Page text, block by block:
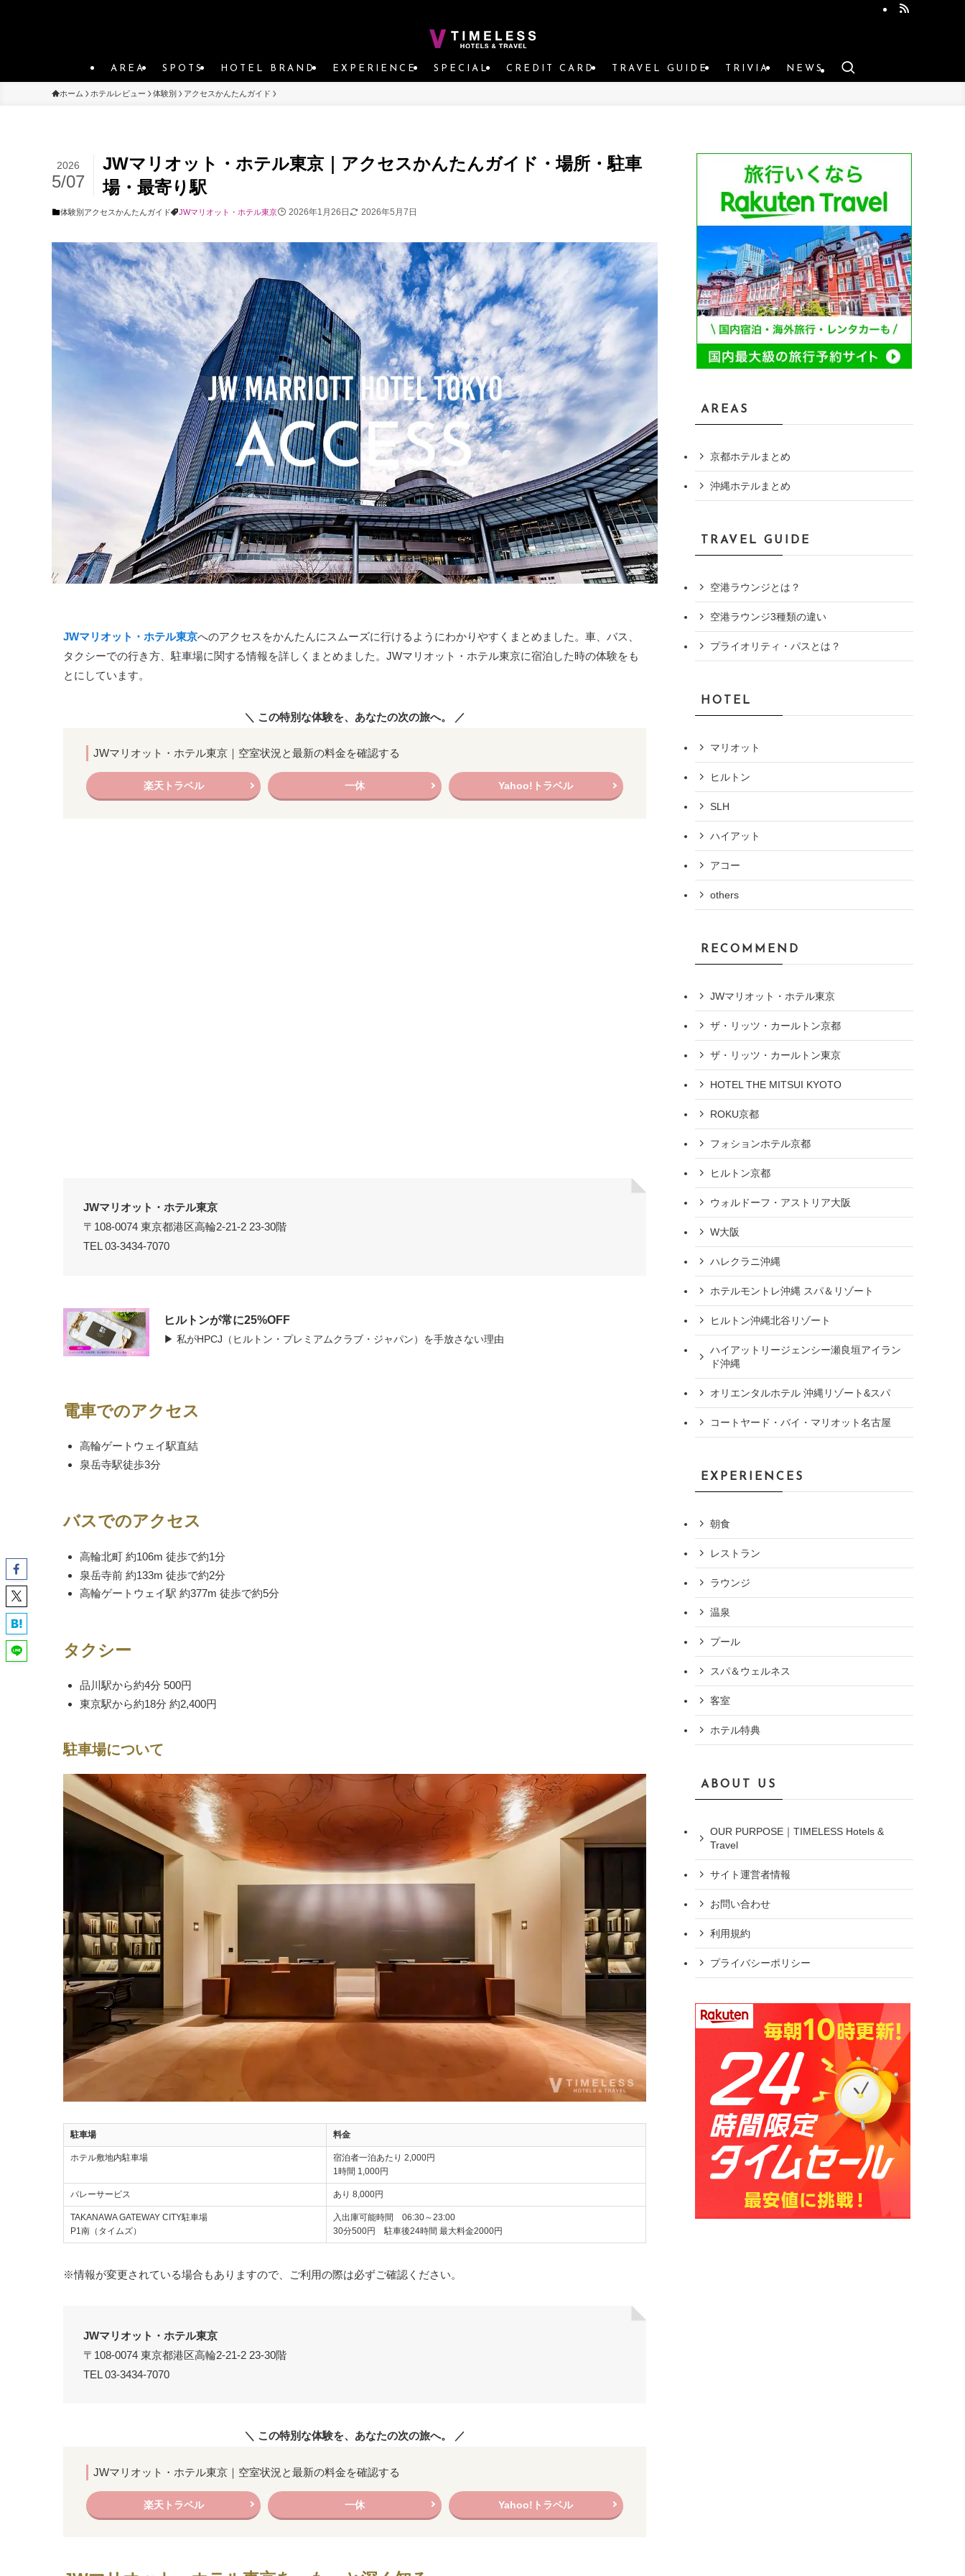
AREA SPOTS HOTEL BRAND EXPERIENCE SPECIAL CREDIT CARD TRAVEL GUIDE TRIVIA NEWS
ホーム ホテルレビュー 体験別 アクセスかんたんガイド
JWマリオット・ホテル東京｜アクセスかんたんガイド・場所・駐車
場・最寄り駅
2026
5/07
体験別アクセスかんたんガイド JWマリオット・ホテル東京 2026年1月26日 2026年5月7日
JWマリオット・ホテル東京へのアクセスをかんたんにスムーズに行けるようにわかりやすくまとめました。車、バス、
タクシーでの行き方、駐車場に関する情報を詳しくまとめました。JWマリオット・ホテル東京に宿泊した時の体験をも
とにしています。
＼ この特別な体験を、あなたの次の旅へ。 ／
JWマリオット・ホテル東京｜空室状況と最新の料金を確認する
楽天トラベル 一休 Yahoo!トラベル
JWマリオット・ホテル東京
〒108-0074 東京都港区高輪2-21-2 23-30階
TEL 03-3434-7070
ヒルトンが常に25%OFF
▶ 私がHPCJ（ヒルトン・プレミアムクラブ・ジャパン）を手放さない理由
電車でのアクセス
高輪ゲートウェイ駅直結
泉岳寺駅徒歩3分
バスでのアクセス
高輪北町 約106m 徒歩で約1分
泉岳寺前 約133m 徒歩で約2分
高輪ゲートウェイ駅 約377m 徒歩で約5分
タクシー
品川駅から約4分 500円
東京駅から約18分 約2,400円
駐車場について
駐車場 料金
ホテル敷地内駐車場
宿泊者一泊あたり 2,000円
1時間 1,000円
バレーサービス あり 8,000円
TAKANAWA GATEWAY CITY駐車場
P1南（タイムズ）
入出庫可能時間 06:30～23:00
30分500円 駐車後24時間 最大料金2000円
※情報が変更されている場合もありますので、ご利用の際は必ずご確認ください。
JWマリオット・ホテル東京
〒108-0074 東京都港区高輪2-21-2 23-30階
TEL 03-3434-7070
＼ この特別な体験を、あなたの次の旅へ。 ／
JWマリオット・ホテル東京｜空室状況と最新の料金を確認する
楽天トラベル 一休 Yahoo!トラベル
AREAS
京都ホテルまとめ
沖縄ホテルまとめ
TRAVEL GUIDE
空港ラウンジとは？
空港ラウンジ3種類の違い
プライオリティ・パスとは？
HOTEL
マリオット
ヒルトン
SLH
ハイアット
アコー
others
RECOMMEND
JWマリオット・ホテル東京
ザ・リッツ・カールトン京都
ザ・リッツ・カールトン東京
HOTEL THE MITSUI KYOTO
ROKU京都
フォションホテル京都
ヒルトン京都
ウォルドーフ・アストリア大阪
W大阪
ハレクラニ沖縄
ホテルモントレ沖縄 スパ＆リゾート
ヒルトン沖縄北谷リゾート
ハイアットリージェンシー瀬良垣アイラン
ド沖縄
オリエンタルホテル 沖縄リゾート&スパ
コートヤード・バイ・マリオット名古屋
EXPERIENCES
朝食
レストラン
ラウンジ
温泉
プール
スパ＆ウェルネス
客室
ホテル特典
ABOUT US
OUR PURPOSE｜TIMELESS Hotels &
Travel
サイト運営者情報
お問い合わせ
利用規約
プライバシーポリシー